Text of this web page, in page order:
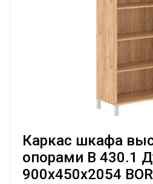
Каркас шкафа
опорами B 430.1
900х450х2054